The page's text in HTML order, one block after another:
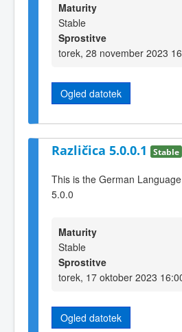
Maturity
Stable
Sprostitve
torek, 28 november 2023
Ogled datotek
Različica 5.0.0.1 Stable
This is the German
5.0.0
Maturity
Stable
Sprostitve
torek, 17 oktober 2023
Ogled datotek